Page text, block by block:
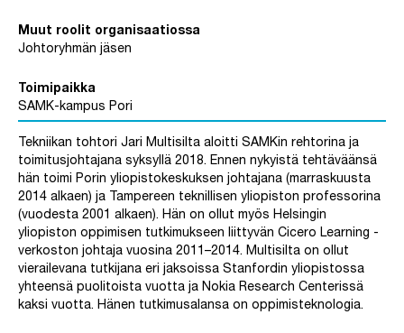
Muut roolit organisaatiossa
Johtoryhmän jäsen
Toimipaikka
SAMK-kampus Pori
Tekniikan tohtori Jari Multisilta aloitti SAMKin rehtorina ja
toimitusjohtajana syksyllä 2018. Ennen nykyistä tehtäväänsä
hän toimi Porin yliopistokeskuksen johtajana (marraskuusta
2014 alkaen) ja Tampereen teknillisen yliopiston professorina
(vuodesta 2001 alkaen). Hän on ollut myös Helsingin
yliopiston oppimisen tutkimukseen liittyvän Cicero Learning -
verkoston johtaja vuosina 2011–2014. Multisilta on ollut
vierailevana tutkijana eri jaksoissa Stanfordin yliopistossa
yhteensä puolitoista vuotta ja Nokia Research Centerissä
kaksi vuotta. Hänen tutkimusalansa on oppimisteknologia.